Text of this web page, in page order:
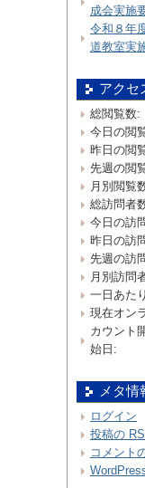
成会実施
令和８年
道教室実
アクセ
総閲覧数:
今日の閲
昨日の閲
先週の閲
月別閲覧
総訪問者
今日の訪
昨日の訪
先週の訪
月別訪問
一日あた
現在オン
カウント
始日:
メタ情
ログイン
投稿の
コメント